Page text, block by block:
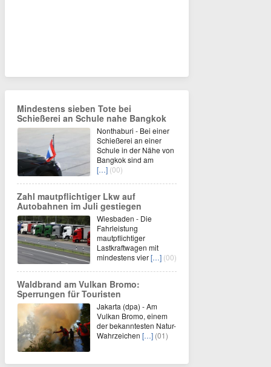
Mindestens sieben Tote bei
Schießerei an Schule nahe Bangkok
Nonthaburi - Bei einer
Schießerei an einer
Schule in der Nähe von
Bangkok sind am
[…] (00)
Zahl mautpflichtiger Lkw auf
Autobahnen im Juli gestiegen
Wiesbaden - Die
Fahrleistung
mautpflichtiger
Lastkraftwagen mit
mindestens vier[…] (00)
Waldbrand am Vulkan Bromo:
Sperrungen für Touristen
Jakarta (dpa) - Am
Vulkan Bromo, einem
der bekanntesten Natur-
Wahrzeichen […] (01)